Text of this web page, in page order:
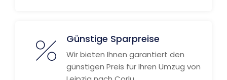
Günstige Sparpreise
Wir bieten Ihnen garantiert den
günstigen Preis für Ihren Umzug von